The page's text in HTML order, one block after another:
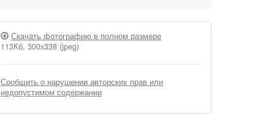
Скачать фотографию в полном размере
113Кб, 300x338 (jpeg)
Сообщить о нарушении авторских прав или
недопустимом содержании